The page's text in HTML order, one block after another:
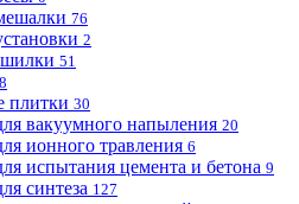
76
2
51
плитки 30
вакуумного напыления 20
ионного травления 6
испытания цемента и бетона 9
синтеза 127